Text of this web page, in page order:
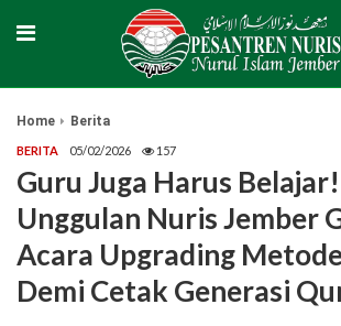
Home Berita
BERITA 05/02/2026 157
Guru Juga Harus
Unggulan Nuris Jember
Acara Upgrading
Demi Cetak Generasi